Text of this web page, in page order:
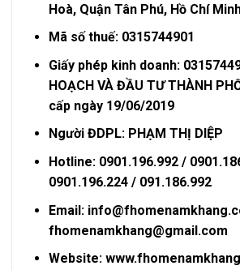
Hoà, Quận Tân Phú, Hồ Chí
Mã số thuế: 0315744901
Giấy phép kinh doanh:
HOẠCH VÀ ĐẦU TƯ THÀNH
cấp ngày 19/06/2019
Người ĐDPL: PHẠM THỊ DIỆP
Hotline: 0901.196.992 /
0901.196.224 / 091.186.992
Email:
fhomenamkhang@gmail.com
Website: